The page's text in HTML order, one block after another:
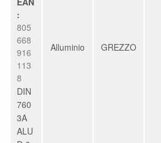
:
805
668
916
113
8
DIN
760
3A
ALU
Alluminio GREZZO